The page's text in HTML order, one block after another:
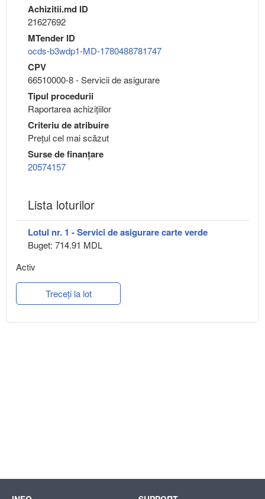
Achizitii.md ID
21627692
MTender ID
ocds-b3wdp1-MD-1780488781747
CPV
66510000-8 - Servicii de asigurare
Tipul procedurii
Raportarea achizițiilor
Criteriu de atribuire
Preţul cel mai scăzut
Surse de finanțare
20574157
Lista loturilor
Lotul nr. 1 - Servici de asigurare carte verde
Buget: 714.91 MDL
Activ
Treceți la lot